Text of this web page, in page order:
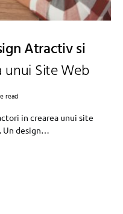
Atractiv si
unui Site Web
read
in crearea unui site
Un design…